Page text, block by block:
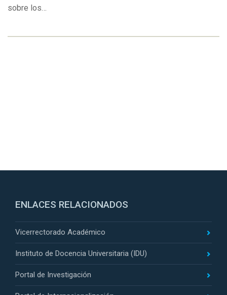
sobre los…
ENLACES RELACIONADOS
Vicerrectorado Académico
Instituto de Docencia Universitaria (IDU)
Portal de Investigación